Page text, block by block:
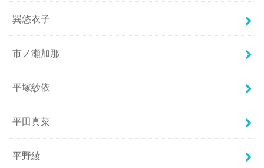
巽悠衣子
市ノ瀬加那
平塚紗依
平田真菜
平野綾